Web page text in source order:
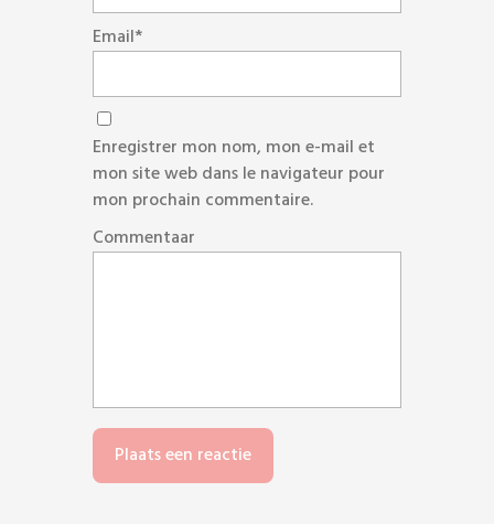
Email*
Enregistrer mon nom, mon e-mail et
mon site web dans le navigateur pour
mon prochain commentaire.
Commentaar